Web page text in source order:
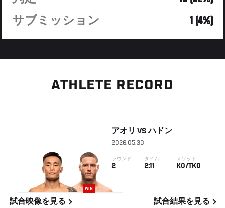
サブミッション
1 (4%)
ATHLETE RECORD
WIN
アオリ VS ハドン
2026.05.30
ラウンド
2
タイム
2:11
メソッド
KO/TKO
試合映像を見る 試合結果を見る